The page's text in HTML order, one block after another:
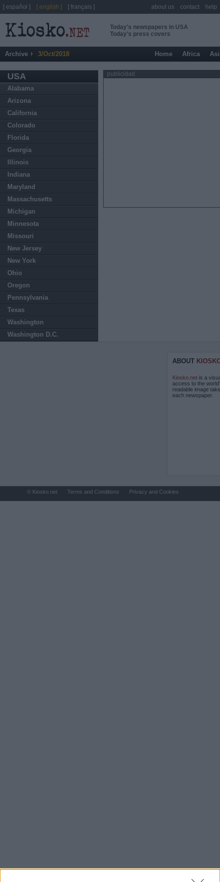
Today's newspapers in USA
Today's press covers
Archive 3/Oct/2018 Home Africa
USA
Alabama
Arizona
California
Colorado
Florida
Georgia
Illinois
Indiana
Maryland
Massachusetts
Michigan
Minnesota
Missouri
New Jersey
New York
Ohio
Oregon
Pennsylvania
Texas
Washington
Washington D.C.
publicidad
ABOUT
Kiosko.net is a
access to the
readable image
each newspaper.
[ español ] [ english ] [ français ] about us contact help
© Kiosko.net Terms and Conditions Privacy and Cookies